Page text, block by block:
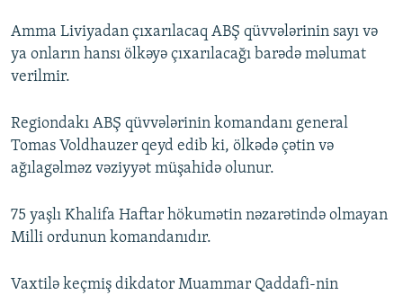
Amma Liviyadan çıxarılacaq ABŞ qüvvələrinin sayı və
ya onların hansı ölkəyə çıxarılacağı barədə məlumat
verilmir.
Regiondakı ABŞ qüvvələrinin komandanı general
Tomas Voldhauzer qeyd edib ki, ölkədə çətin və
ağılagəlməz vəziyyət müşahidə olunur.
75 yaşlı Khalifa Haftar hökumətin nəzarətində olmayan
Milli ordunun komandanıdır.
Vaxtilə keçmiş dikdator Muammar Qaddafi-nin